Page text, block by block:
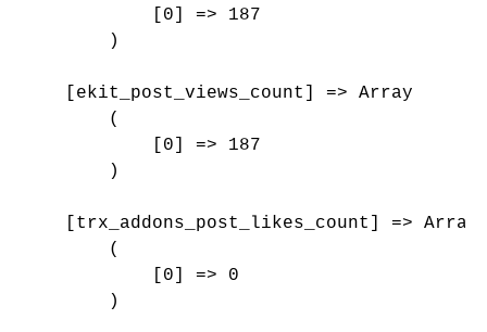
            [0] => 187
        )
    [ekit_post_views_count] => Array
        (
            [0] => 187
        )
    [trx_addons_post_likes_count] => Array
        (
            [0] => 0
        )